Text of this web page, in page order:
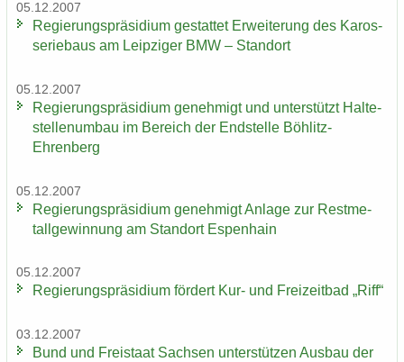
05.12.2007
Re­gie­rungs­prä­si­di­um ge­stat­tet Er­wei­te­rung des Ka­ros­
se­rie­baus am Leip­zi­ger BMW – Stand­ort
05.12.2007
Re­gie­rungs­prä­si­di­um ge­neh­migt und un­ter­stützt Hal­te­
stel­len­um­bau im Be­reich der End­stel­le Böhlitz-​
Ehrenberg
05.12.2007
Re­gie­rungs­prä­si­di­um ge­neh­migt An­la­ge zur Rest­me­
tall­ge­win­nung am Stand­ort Es­pen­hain
05.12.2007
Re­gie­rungs­prä­si­di­um för­dert Kur- und Frei­zeit­bad „Riff“
03.12.2007
Bund und Frei­staat Sach­sen un­ter­stüt­zen Aus­bau der